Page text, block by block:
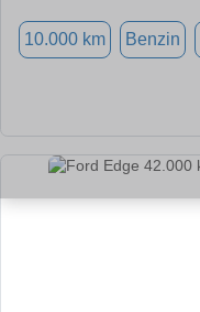
10.000 km Benzin